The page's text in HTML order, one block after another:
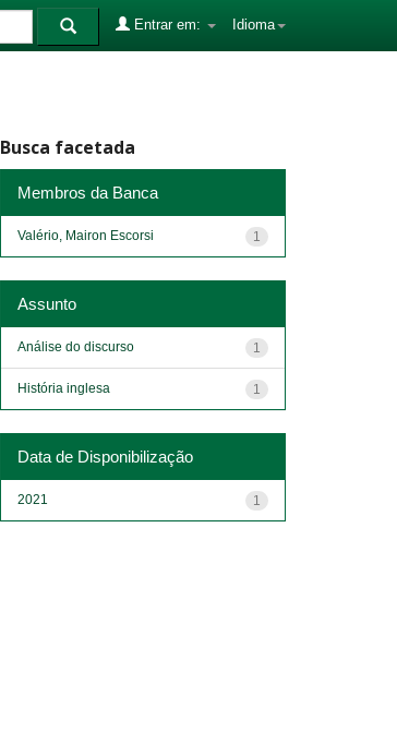
Idioma
Entrar em:
Busca facetada
Membros da Banca
1
Valério, Mairon Escorsi
Assunto
1
Análise do discurso
1
História inglesa
Data de Disponibilização
1
2021